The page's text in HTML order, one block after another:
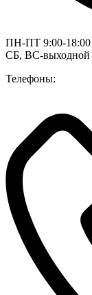
ПН-ПТ 9:00-18:00
СБ, ВС-выходной
Телефоны: